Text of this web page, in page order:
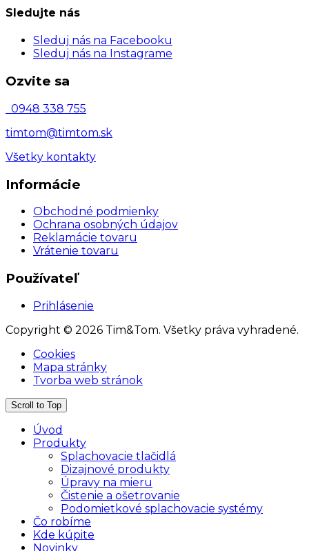
Sledujte nás
Sleduj nás na Facebooku
Sleduj nás na Instagrame
Ozvite sa
0948 338 755
timtom@timtom.sk
Všetky kontakty
Informácie
Obchodné podmienky
Ochrana osobných údajov
Reklamácie tovaru
Vrátenie tovaru
Používateľ
Prihlásenie
Copyright © 2026 Tim&Tom. Všetky práva vyhradené.
Cookies
Mapa stránky
Tvorba web stránok
Scroll to Top
Úvod
Produkty
Splachovacie tlačidlá
Dizajnové produkty
Úpravy na mieru
Čistenie a ošetrovanie
Podomietkové splachovacie systémy
Čo robíme
Kde kúpite
Novinky